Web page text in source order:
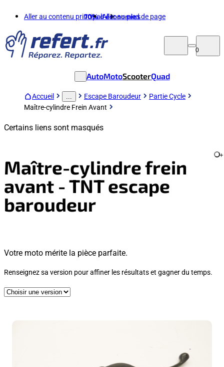
Aller au contenu principalAller au pied de page
70%d'économies
0
AutoMotoScooterQuad
Accueil Escape Baroudeur
Partie Cycle
Maître-cylindre Frein Avant
Certains liens sont masqués
Maître-cylindre frein
avant - TNT escape
baroudeur
+
Votre moto mérite la pièce parfaite.
Renseignez sa version pour affiner les résultats et gagner du temps.